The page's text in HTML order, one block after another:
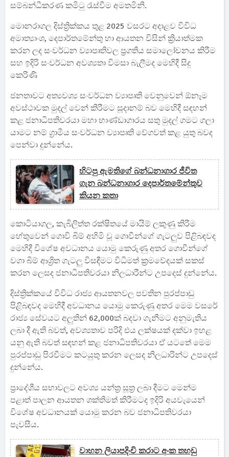
සම්බන්ධීකරණ කමිටු රැස්වීම අමතමිනි.
මොනරාගල දිස්ත්‍රික්කය තුළ 2025 වසරට අදාළව විවිධ
අමාත්‍යාංශ, දෙපාර්තමේන්තු හා ආයතන විසින් ක්‍රියාත්මක
කරන ලද සංවර්ධන ව්‍යාපෘතිවල ප්‍රගතිය සමාලෝචනය කිරීම
සහ ඉදිරි සංවර්ධන අවශ්‍යතා විමසා බැලීමද මෙහිදී සිදු
කෙරිණි
ජනතාවට අත්‍යවශ්‍ය සංවර්ධන ව්‍යාපෘති වෙනුවෙන් ඕනෑම
අවස්ථාවක මුදල් වෙන් කිරීමට සූදානම් බව මෙහිදී සඳහන්
කළ ජනාධිපතිවරයා මහා භාණ්ඩාගාරය සතු මුදල් ගමට ගලා
යාමට නම් ග්‍රාමීය සංවර්ධන ව්‍යාපෘති වේගවත් කළ යුතු බවද
පෙන්වා දුන්නේය.
හිටපු ඇමතිගේ බන්ධනාගාර ජීවිත
ගැන බන්ධනාගාර දෙපාර්තමේන්තුව
කියන කතා
කොටියාගල, කැබිලිත්ත රක්ෂිතයේ මායිම් ලකුණු කිරීම
හේතුවෙන් ගොවි බිම් අහිමි වූ ගොවීන්ගේ ගැටලුව පිළිබඳවද
මෙහිදී විශේෂ අවධානය යොමු කෙරුණු අතර ගොවීන්ගේ
වගා බිම් ආශ්‍රිත ගැටලු විසඳීමට විධිමත් ක්‍රමවේදයක් සකස්
කරන ලෙසද ජනාධිපතිවරයා නිලධාරීන්ට උපදෙස් දුන්නේය.
දිස්ත්‍රික්කයේ විවිධ රාජ්‍ය ආයතනවල පවතින පුරප්පාඩු
පිළිබඳවද මෙහිදී අවධානය යොමු කෙරුණු අතර මෙම වසරේ
රාජ්‍ය සේවයට අලුතින් 62,000ක් බදවා ගැනීමට අනුමැතිය
ලබා දී ඇති බවත්, අවශ්‍යතාව පරිදි එය ලක්ෂයක් දක්වා ඉහළ
යනු ඇති බවත් සඳහන් කළ ජනාධිපතිවරයා ඒ යටතේ මෙම
පුරප්පාඩු පිරවීමට කටයුතු කරන ලෙසද නිලධාරින්ට උපදෙස්
දුන්නේය.
ප්‍රාදේශීය සභාවලට අවශ්‍ය යන්ත්‍ර සූත්‍ර ලබා දීමට මෙන්ම
පළාත් පාලන ආයතන ශක්තිමත් කිරීමටද ඉදිරි අයවැයෙන්
විශේෂ අවධානයක් යොමු කරන බව ජනාධිපතිවරයා
පැවසීය.
වාහන ලියාපදිංචි කරාට අංක තහඩු